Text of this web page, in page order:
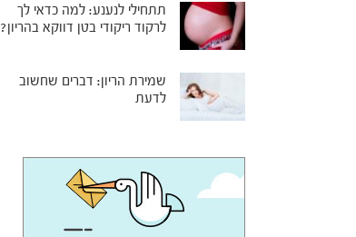
תתחילי לנענע: למה כדאי לך
לרקוד ריקודי בטן דווקא בהריון?
שמירת הריון: דברים שחשוב
לדעת